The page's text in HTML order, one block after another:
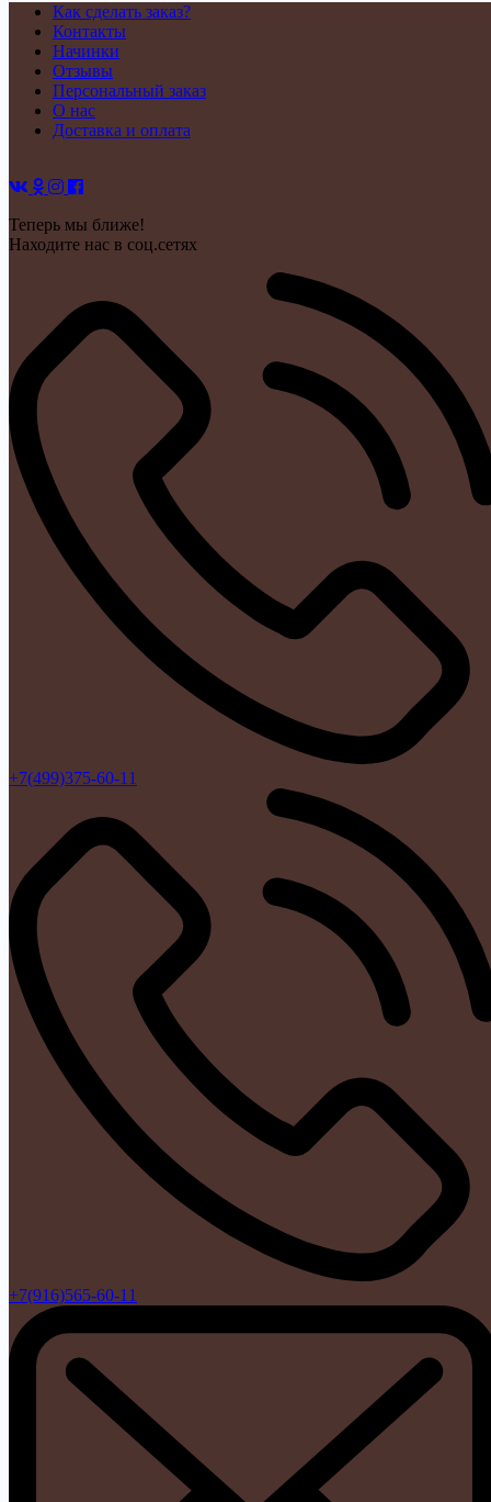
Как сделать заказ?
Контакты
Начинки
Отзывы
Персональный заказ
О нас
Доставка и оплата
Теперь мы ближе!
Находите нас в соц.сетях
+7(499)375-60-11
+7(916)565-60-11